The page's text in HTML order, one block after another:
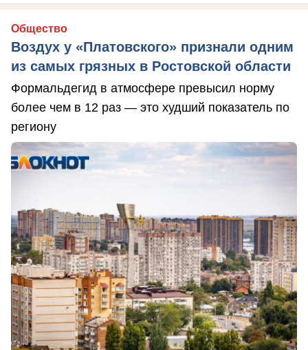
Общество
Воздух у «Платовского» признали одним
из самых грязных в Ростовской области
Формальдегид в атмосфере превысил норму
более чем в 12 раз — это худший показатель по
региону